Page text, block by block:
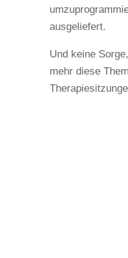
ausgeliefert.
Und keine
mehr diese